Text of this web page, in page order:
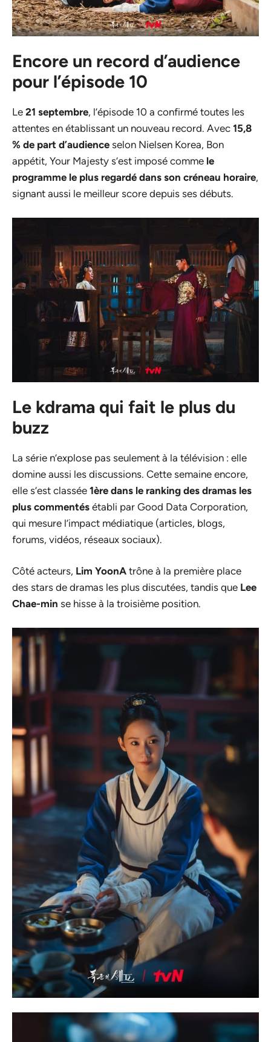
Encore un record d’audience
pour l’épisode 10
Le 21 septembre, l’épisode 10 a confirmé toutes les
attentes en établissant un nouveau record. Avec 15,8
% de part d’audience selon Nielsen Korea, Bon
appétit, Your Majesty s’est imposé comme le
programme le plus regardé dans son créneau horaire,
signant aussi le meilleur score depuis ses débuts.
Le kdrama qui fait le plus du
buzz
La série n’explose pas seulement à la télévision : elle
domine aussi les discussions. Cette semaine encore,
elle s’est classée 1ère dans le ranking des dramas les
plus commentés établi par Good Data Corporation,
qui mesure l’impact médiatique (articles, blogs,
forums, vidéos, réseaux sociaux).
Côté acteurs, Lim YoonA trône à la première place
des stars de dramas les plus discutées, tandis que Lee
Chae-min se hisse à la troisième position.